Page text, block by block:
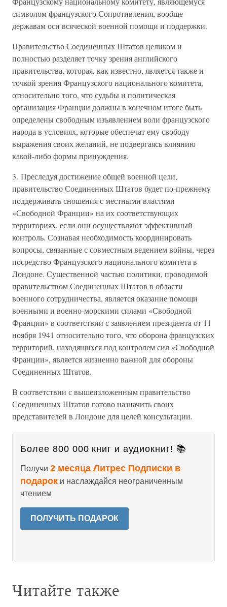
символом французского Сопротивления, вообще
державам оси всяческой военной помощи и поддержки.
Правительство Соединенных Штатов целиком и
полностью разделяет точку зрения английского
правительства, которая, как известно, является также и
точкой зрения Французского национального комитета,
относительно того, что судьбы и политическая
организация Франции должны в конечном итоге быть
определены свободным изъявлением воли французского
народа в условиях, которые обеспечат ему свободу
выражения своих желаний, не подвергаясь влиянию
какой-либо формы принуждения.
3. Преследуя достижение общей военной цели,
правительство Соединенных Штатов будет по-прежнему
поддерживать сношения с местными властями
«Свободной Франции» на их соответствующих
территориях, если они осуществляют эффективный
контроль. Сознавая необходимость координировать
вопросы, связанные с совместным ведением войны, через
посредство Французского национального комитета в
Лондоне. Существенной частью политики, проводимой
правительством Соединенных Штатов в области
военного сотрудничества, является оказание помощи
военными и военно-морскими силами «Свободной
Франции» в соответствии с заявлением президента от 11
ноября 1941 относительно того, что оборона французских
территорий, находящихся под контролем сил «Свободной
Франции», является жизненно важной для обороны
Соединенных Штатов.
В соответствии с вышеизложенным правительство
Соединенных Штатов готово назначить своих
представителей в Лондоне для целей консультации.
Более 800 000 книг и аудиокниг! 📚
Получи 2 месяца Литрес Подписки в
подарок и наслаждайся неограниченным
чтением
ПОЛУЧИТЬ ПОДАРОК
Читайте также